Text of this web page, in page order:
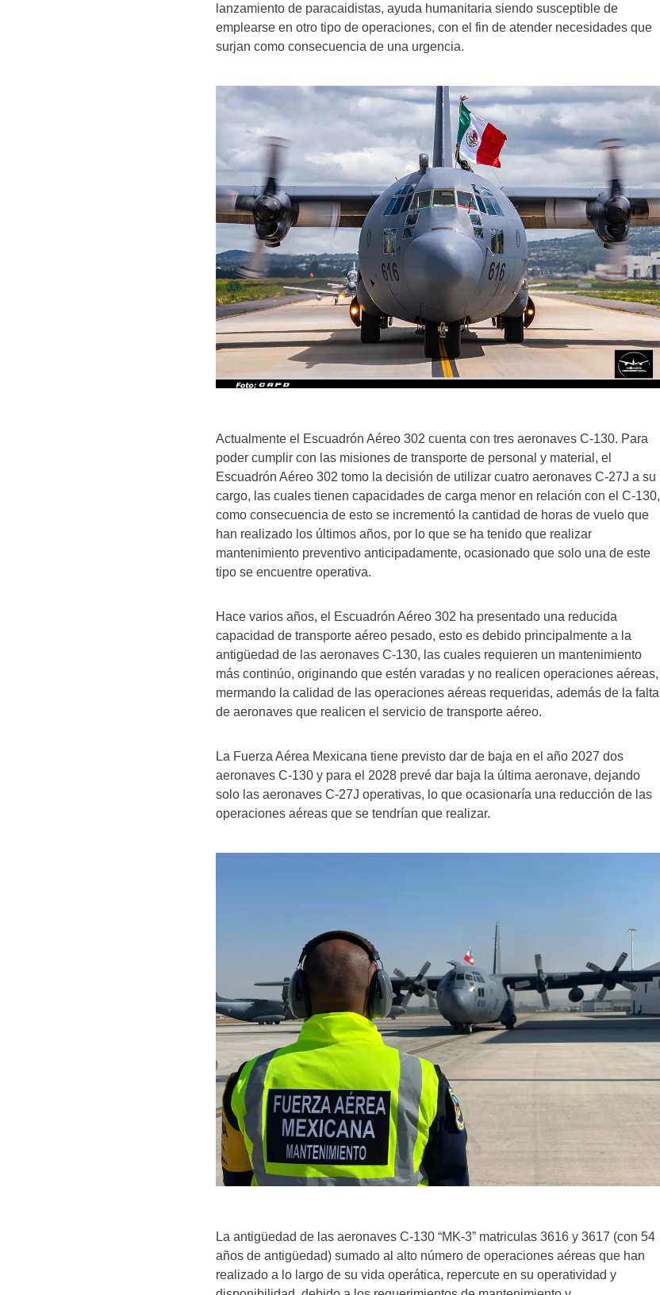
lanzamiento de paracaidistas, ayuda humanitaria siendo susceptible de
emplearse en otro tipo de operaciones, con el fin de atender necesidades que
surjan como consecuencia de una urgencia.
Actualmente el Escuadrón Aéreo 302 cuenta con tres aeronaves C-130. Para
poder cumplir con las misiones de transporte de personal y material, el
Escuadrón Aéreo 302 tomo la decisión de utilizar cuatro aeronaves C-27J a su
cargo, las cuales tienen capacidades de carga menor en relación con el C-130,
como consecuencia de esto se incrementó la cantidad de horas de vuelo que
han realizado los últimos años, por lo que se ha tenido que realizar
mantenimiento preventivo anticipadamente, ocasionado que solo una de este
tipo se encuentre operativa.
Hace varios años, el Escuadrón Aéreo 302 ha presentado una reducida
capacidad de transporte aéreo pesado, esto es debido principalmente a la
antigüedad de las aeronaves C-130, las cuales requieren un mantenimiento
más continúo, originando que estén varadas y no realicen operaciones aéreas,
mermando la calidad de las operaciones aéreas requeridas, además de la falta
de aeronaves que realicen el servicio de transporte aéreo.
La Fuerza Aérea Mexicana tiene previsto dar de baja en el año 2027 dos
aeronaves C-130 y para el 2028 prevé dar baja la última aeronave, dejando
solo las aeronaves C-27J operativas, lo que ocasionaría una reducción de las
operaciones aéreas que se tendrían que realizar.
La antigüedad de las aeronaves C-130 “MK-3” matriculas 3616 y 3617 (con 54
años de antigüedad) sumado al alto número de operaciones aéreas que han
realizado a lo largo de su vida operática, repercute en su operatividad y